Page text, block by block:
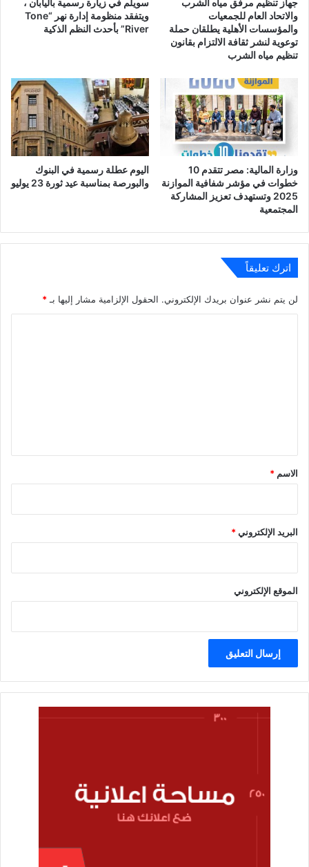
جهاز تنظيم مرفق مياه الشرب
والاتحاد العام للجمعيات
والمؤسسات الأهلية يطلقان حملة
توعوية لنشر ثقافة الالتزام بقانون
تنظيم مياه الشرب
سويلم في زيارة رسمية باليابان ،
ويتفقد منظومة إدارة نهر “Tone
River” بأحدث النظم الذكية
وزارة المالية: مصر تتقدم 10
خطوات في مؤشر شفافية الموازنة
2025 وتستهدف تعزيز المشاركة
المجتمعية
اليوم عطلة رسمية في البنوك
والبورصة بمناسبة عيد ثورة 23 يوليو
اترك تعليقاً
لن يتم نشر عنوان بريدك الإلكتروني. الحقول الإلزامية مشار إليها بـ*
*
الاسم *
البريد الإلكتروني*
الموقع الإلكتروني